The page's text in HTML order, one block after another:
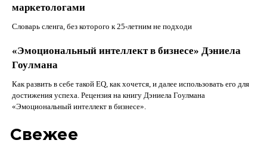
маркетологами
Словарь сленга, без которого к 25-летним не подходи
«Эмоциональный интеллект в бизнесе» Дэниела
Гоулмана
Как развить в себе такой EQ, как хочется, и далее использовать его для
достижения успеха. Рецензия на книгу Дэниела Гоулмана
«Эмоциональный интеллект в бизнесе».
Свежее